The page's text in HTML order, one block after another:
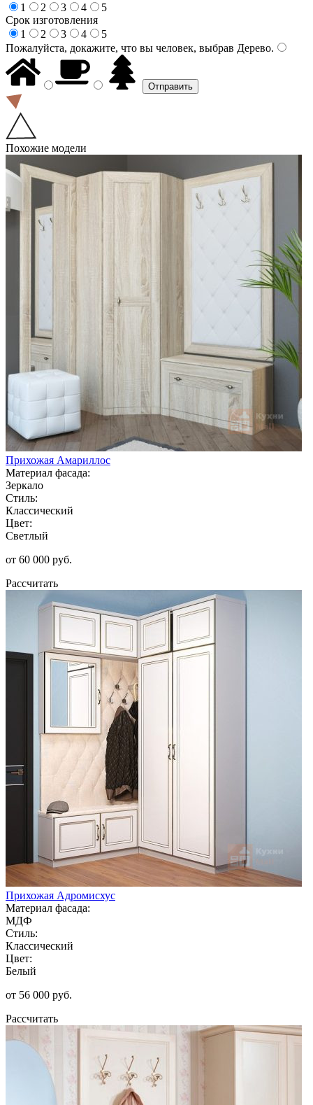
1
2 3 4
5
Срок изготовления
1
2 3 4
5
Пожалуйста, докажите, что вы человек, выбрав Дерево.
Похожие модели
Прихожая Амариллос
Материал фасада:
Зеркало
Стиль:
Классический
Цвет:
Светлый
от 60 000 руб.
Рассчитать
Прихожая Адромисхус
Материал фасада:
МДФ
Стиль:
Классический
Цвет:
Белый
от 56 000 руб.
Рассчитать